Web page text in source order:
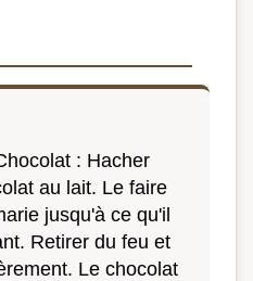
: Hacher
au lait. Le faire
jusqu'à ce qu'il
Retirer du feu et
Le chocolat